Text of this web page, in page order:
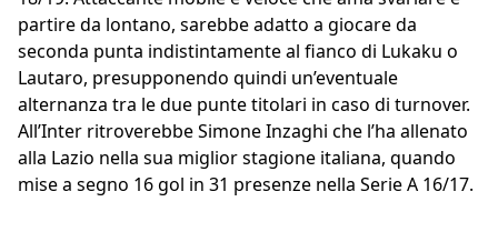
partire da lontano, sarebbe adatto a giocare da
seconda punta indistintamente al fianco di Lukaku o
Lautaro, presupponendo quindi un’eventuale
alternanza tra le due punte titolari in caso di turnover.
All’Inter ritroverebbe Simone Inzaghi che l’ha allenato
alla Lazio nella sua miglior stagione italiana, quando
mise a segno 16 gol in 31 presenze nella Serie A 16/17.